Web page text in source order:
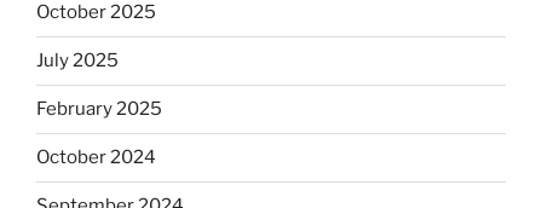
October 2025
July 2025
February 2025
October 2024